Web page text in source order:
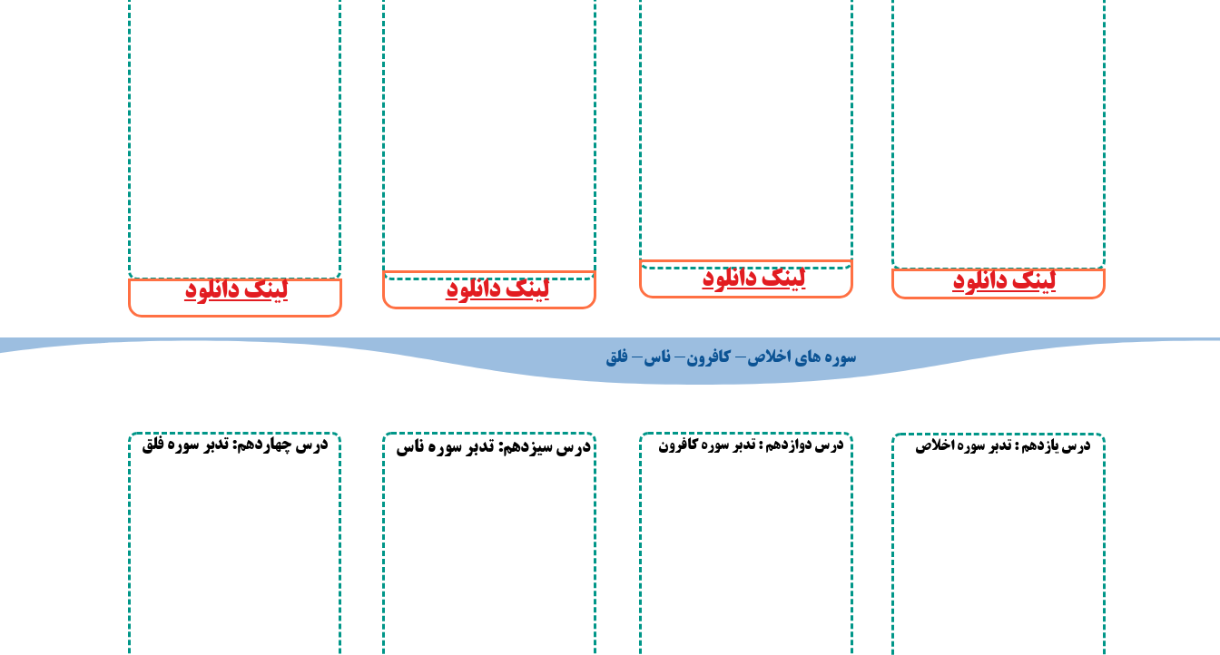
لینک دانلود لینک دانلود لینک دانلود لینک دانلود
درس چهاردهم: تدبر سوره فلق درس سیزدهم: تدبر سوره ناس درس دوازدهم : تدبر سوره کافرون درس یازدهم : تدبر سوره اخلاص
سوره های اخلاص- کافرون- ناس- فلق